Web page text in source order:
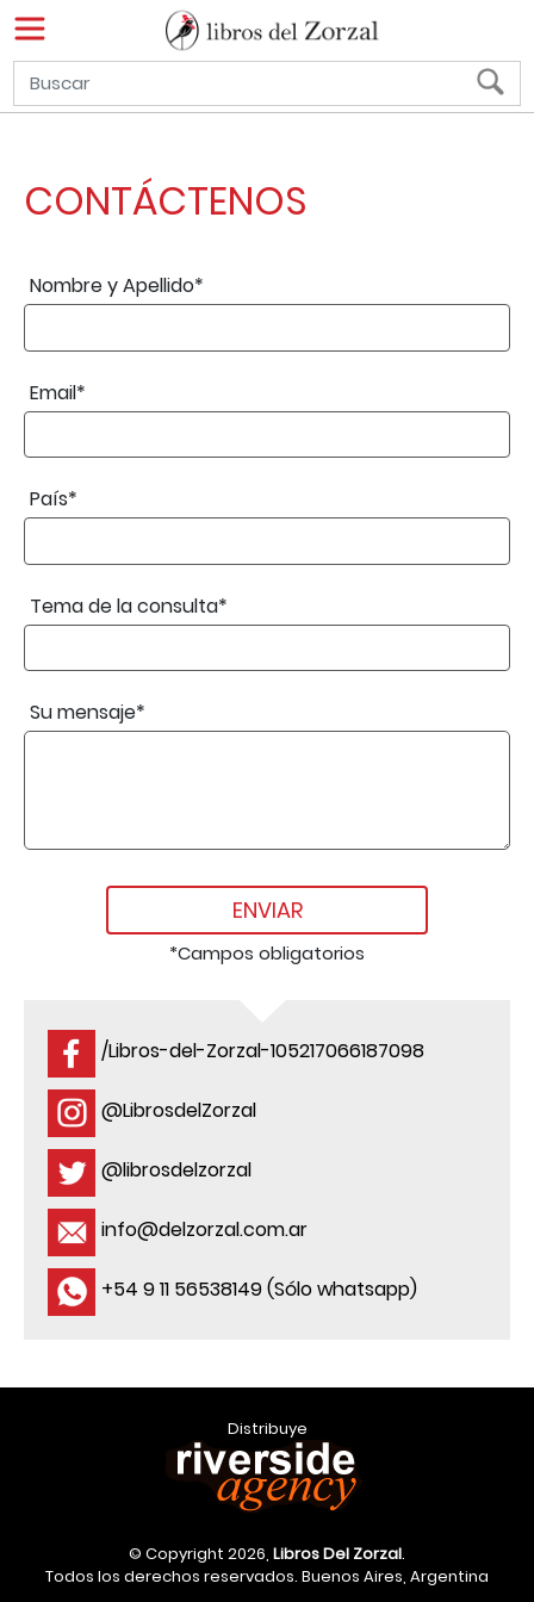
CONTÁCTENOS
Nombre y Apellido*
Email*
País*
Tema de la consulta*
Su mensaje*
ENVIAR
*Campos obligatorios
/Libros-del-Zorzal-105217066187098
@LibrosdelZorzal
@librosdelzorzal
info@delzorzal.com.ar
+54 9 11 56538149 (Sólo whatsapp)
Distribuye
© Copyright 2026, Libros Del Zorzal.
Todos los derechos reservados. Buenos Aires, Argentina